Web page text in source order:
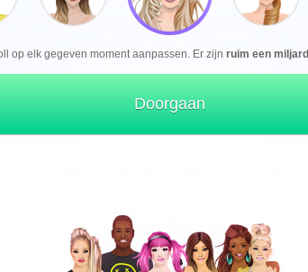
op elk gegeven moment aanpassen. Er zijn ruim een miljard
Doorgaan